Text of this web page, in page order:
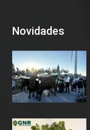
Novidades